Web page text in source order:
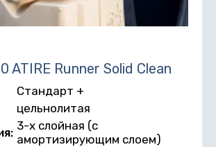
ATIRE Runner Solid Clean
Стандарт +
цельнолитая
3-х слойная (с
амортизирующим слоем)